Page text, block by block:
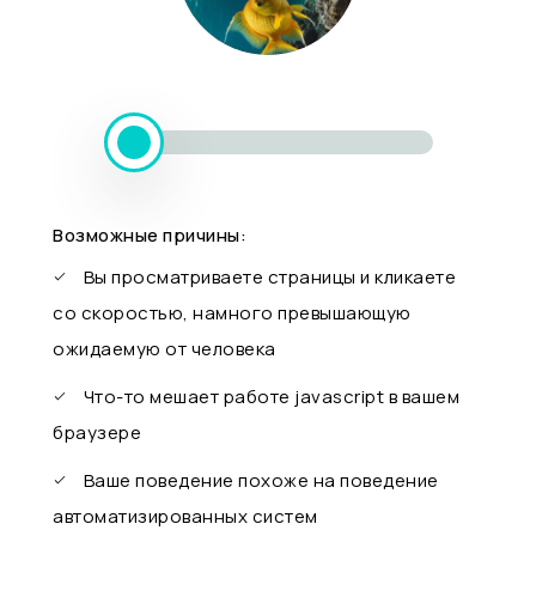
Возможные причины:
Вы просматриваете страницы и кликаете
со скоростью, намного превышающую
ожидаемую от человека
Что-то мешает работе javascript в вашем
браузере
Ваше поведение похоже на поведение
автоматизированных систем